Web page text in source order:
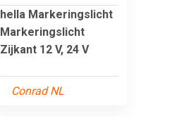
hella Markeringslicht
Markeringslicht
Zijkant 12 V, 24 V
Conrad NL